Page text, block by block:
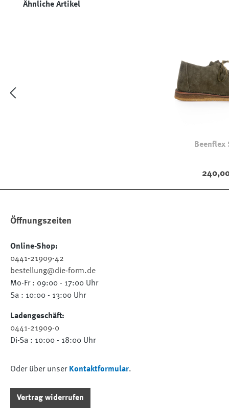
Produktgalerie überspringen
Ähnliche Artikel
Beenflex
Öffnungszeiten
Online-Shop:
0441-21909-42
bestellung@die-form.de
Mo-Fr : 09:00 - 17:00 Uhr
Sa : 10:00 - 13:00 Uhr
Ladengeschäft:
0441-21909-0
Di-Sa : 10:00 - 18:00 Uhr
Oder über unser Kontaktformular.
Vertrag widerrufen